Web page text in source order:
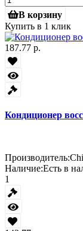
В корзину
Купить в 1 клик
187.77 р.
Кондиционер
Производитель:
Наличие:Есть в
1